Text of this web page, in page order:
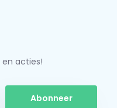
acties!
Abonneer